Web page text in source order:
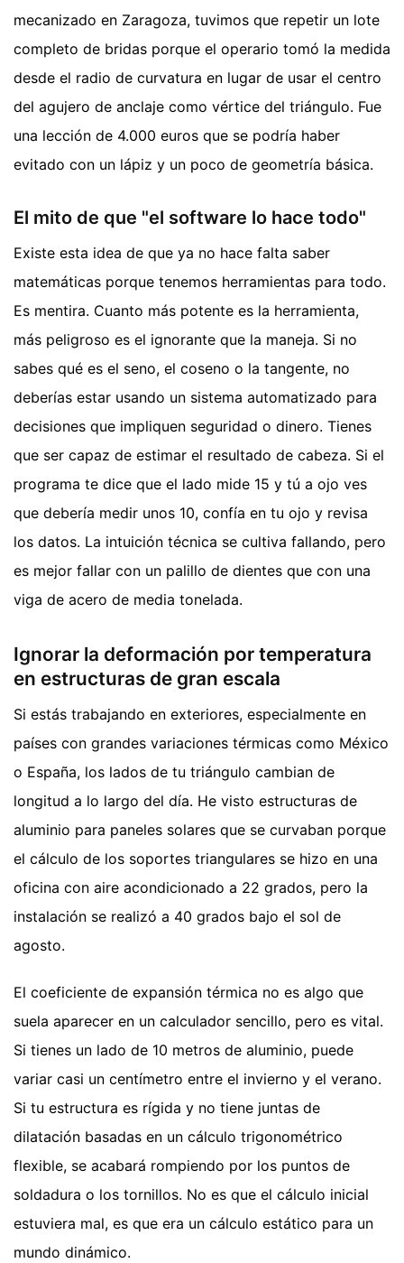
mecanizado en Zaragoza, tuvimos que repetir un lote
completo de bridas porque el operario tomó la medida
desde el radio de curvatura en lugar de usar el centro
del agujero de anclaje como vértice del triángulo. Fue
una lección de 4.000 euros que se podría haber
evitado con un lápiz y un poco de geometría básica.
El mito de que "el software lo hace todo"
Existe esta idea de que ya no hace falta saber
matemáticas porque tenemos herramientas para todo.
Es mentira. Cuanto más potente es la herramienta,
más peligroso es el ignorante que la maneja. Si no
sabes qué es el seno, el coseno o la tangente, no
deberías estar usando un sistema automatizado para
decisiones que impliquen seguridad o dinero. Tienes
que ser capaz de estimar el resultado de cabeza. Si el
programa te dice que el lado mide 15 y tú a ojo ves
que debería medir unos 10, confía en tu ojo y revisa
los datos. La intuición técnica se cultiva fallando, pero
es mejor fallar con un palillo de dientes que con una
viga de acero de media tonelada.
Ignorar la deformación por temperatura
en estructuras de gran escala
Si estás trabajando en exteriores, especialmente en
países con grandes variaciones térmicas como México
o España, los lados de tu triángulo cambian de
longitud a lo largo del día. He visto estructuras de
aluminio para paneles solares que se curvaban porque
el cálculo de los soportes triangulares se hizo en una
oficina con aire acondicionado a 22 grados, pero la
instalación se realizó a 40 grados bajo el sol de
agosto.
El coeficiente de expansión térmica no es algo que
suela aparecer en un calculador sencillo, pero es vital.
Si tienes un lado de 10 metros de aluminio, puede
variar casi un centímetro entre el invierno y el verano.
Si tu estructura es rígida y no tiene juntas de
dilatación basadas en un cálculo trigonométrico
flexible, se acabará rompiendo por los puntos de
soldadura o los tornillos. No es que el cálculo inicial
estuviera mal, es que era un cálculo estático para un
mundo dinámico.